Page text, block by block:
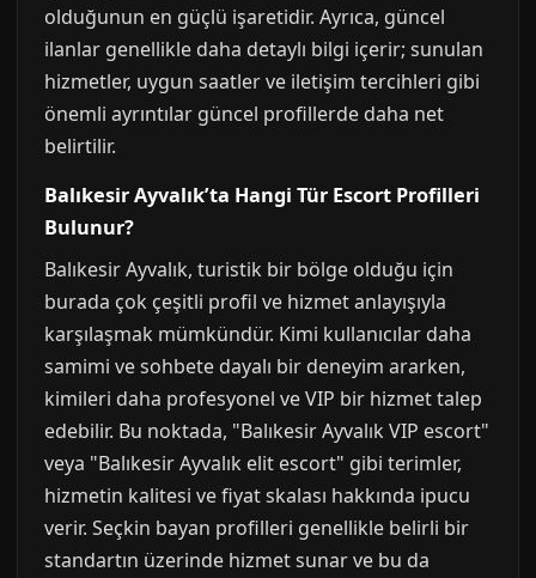
olduğunun en güçlü işaretidir. Ayrıca, güncel
ilanlar genellikle daha detaylı bilgi içerir; sunulan
hizmetler, uygun saatler ve iletişim tercihleri gibi
önemli ayrıntılar güncel profillerde daha net
belirtilir.
Balıkesir Ayvalık’ta Hangi Tür Escort Profilleri
Bulunur?
Balıkesir Ayvalık, turistik bir bölge olduğu için
burada çok çeşitli profil ve hizmet anlayışıyla
karşılaşmak mümkündür. Kimi kullanıcılar daha
samimi ve sohbete dayalı bir deneyim ararken,
kimileri daha profesyonel ve VIP bir hizmet talep
edebilir. Bu noktada, "Balıkesir Ayvalık VIP escort"
veya "Balıkesir Ayvalık elit escort" gibi terimler,
hizmetin kalitesi ve fiyat skalası hakkında ipucu
verir. Seçkin bayan profilleri genellikle belirli bir
standartın üzerinde hizmet sunar ve bu da